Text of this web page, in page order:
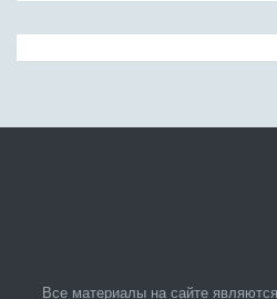
Все материалы на сайте